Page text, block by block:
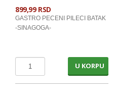
DETERDZENTI ZA VES
TECNI DET. I KAPSULE ZA VES
DETERDZENTI ZA POSUDJE
PASTE I CETKICE ZA ZUBE
899,99 RSD
GASTRO PECENI PILECI BATAK
-SINAGOGA-
U KORPU